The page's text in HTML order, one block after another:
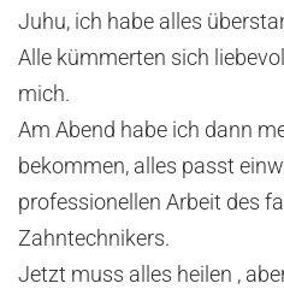
Juhu, ich habe alles
Alle kümmerten sich
mich.
Am Abend habe ich dann
bekommen, alles passt
professionellen Arbeit des
Zahntechnikers.
Jetzt muss alles heilen ,